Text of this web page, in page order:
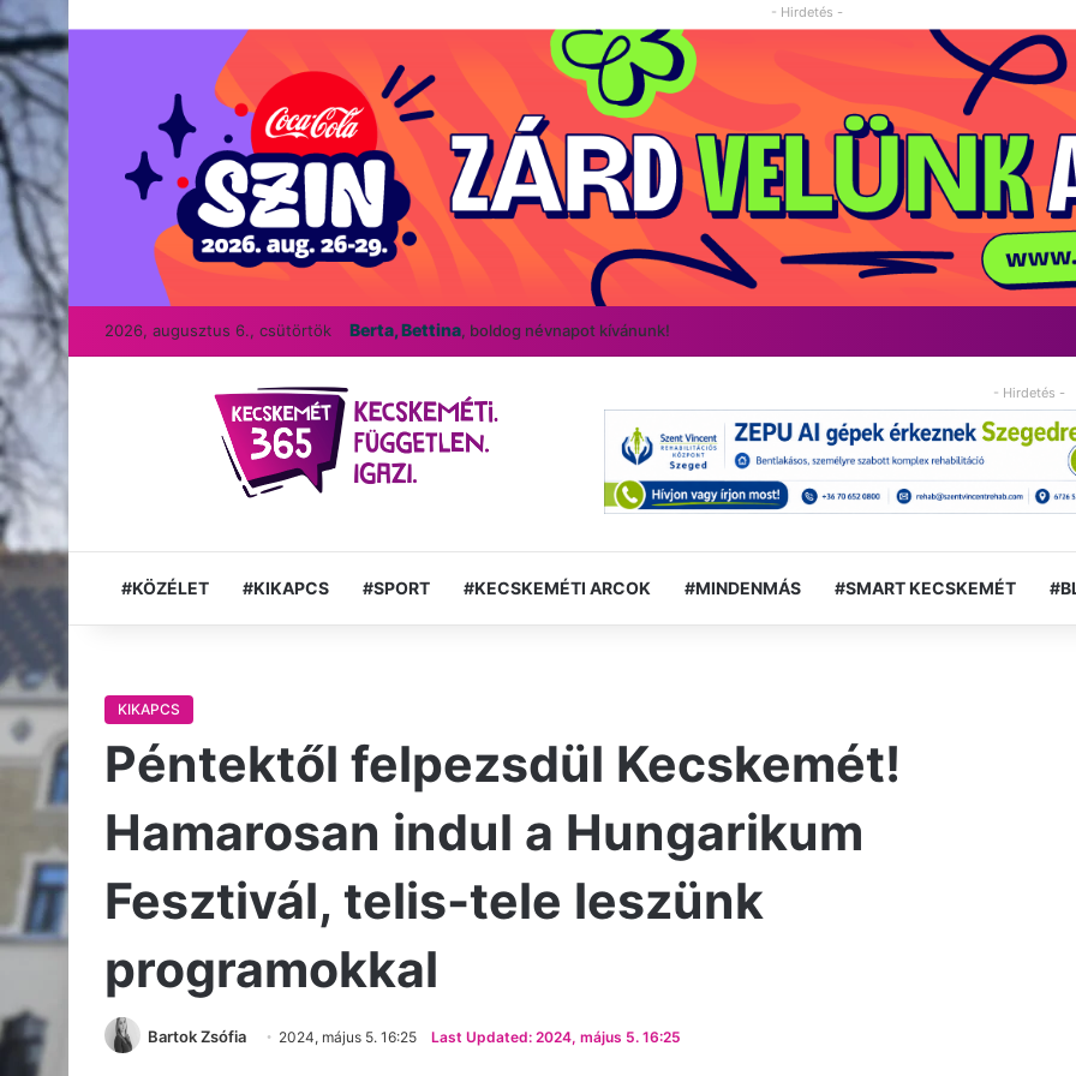
- Hirdetés -
2026, augusztus 6., csütörtök Berta, Bettina, boldog névnapot kívánunk!
- Hirdetés -
#KÖZÉLET #KIKAPCS #SPORT #KECSKEMÉTI ARCOK #MINDENMÁS #SMART KECSKEMÉT
KIKAPCS
Péntektől felpezsdül Kecskemét!
Hamarosan indul a Hungarikum
Fesztivál, telis-tele leszünk
programokkal
Bartok Zsófia 2024, május 5. 16:25 Last Updated: 2024, május 5. 16:25